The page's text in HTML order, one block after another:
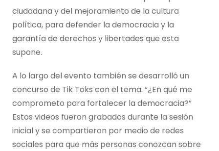
ciudadana y del mejoramiento de la cultura
política, para defender la democracia y la
garantía de derechos y libertades que esta
supone.
A lo largo del evento también se desarrolló un
concurso de Tik Toks con el tema: “¿En qué me
comprometo para fortalecer la democracia?”
Estos videos fueron grabados durante la sesión
inicial y se compartieron por medio de redes
sociales para que más personas conozcan sobre